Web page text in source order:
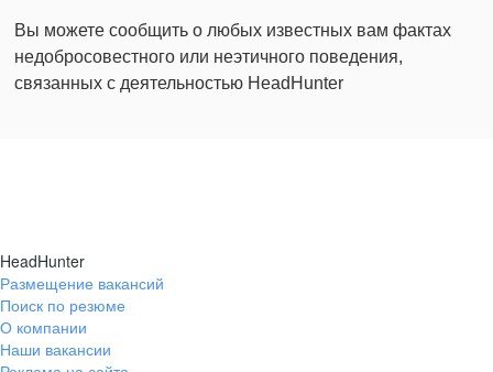
Вы можете сообщить о любых известных вам фактах
недобросовестного или неэтичного поведения,
связанных с деятельностью HeadHunter
HeadHunter
Размещение вакансий
Поиск по резюме
О компании
Наши вакансии